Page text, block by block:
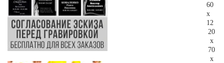
60
x
12
20
x
70
x